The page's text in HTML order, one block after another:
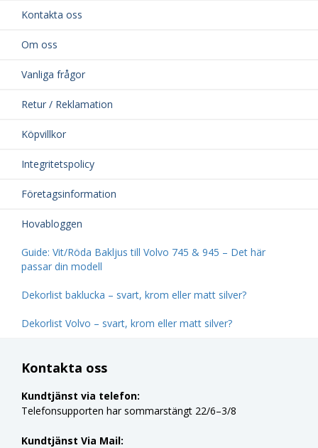
Kontakta oss
Om oss
Vanliga frågor
Retur / Reklamation
Köpvillkor
Integritetspolicy
Företagsinformation
Hovabloggen
Guide: Vit/Röda Bakljus till Volvo 745 & 945 – Det här
passar din modell
Dekorlist baklucka – svart, krom eller matt silver?
Dekorlist Volvo – svart, krom eller matt silver?
Kontakta oss
Kundtjänst via telefon:
Telefonsupporten har sommarstängt 22/6–3/8
Kundtjänst Via Mail: